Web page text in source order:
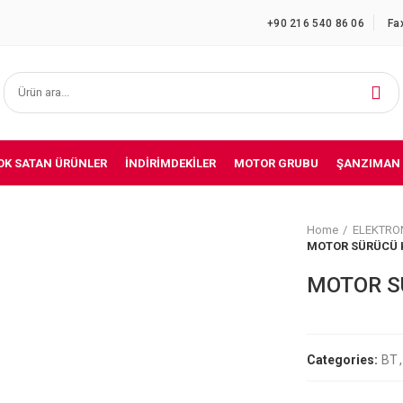
+90 216 540 86 06
SATAN ÜRÜNLER İNDIRIMDEKILER MOTOR GRUBU ŞANZIMAN
Home
MOTOR
MOTOR
Categories: BT,